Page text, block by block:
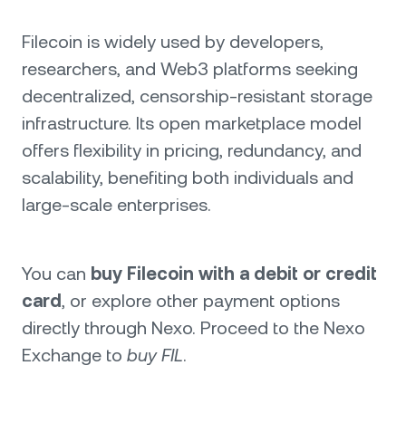
Filecoin is widely used by developers,
researchers, and Web3 platforms seeking
decentralized, censorship-resistant storage
infrastructure. Its open marketplace model
offers flexibility in pricing, redundancy, and
scalability, benefiting both individuals and
large-scale enterprises.
You can buy Filecoin with a debit or credit
card, or explore other payment options
directly through Nexo. Proceed to the Nexo
Exchange to buy FIL.